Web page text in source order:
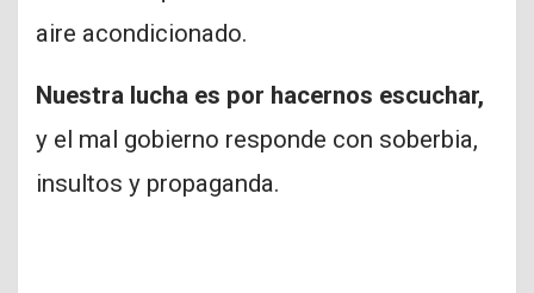
aire acondicionado.
Nuestra lucha es por hacernos escuchar,
y el mal gobierno responde con soberbia,
insultos y propaganda.